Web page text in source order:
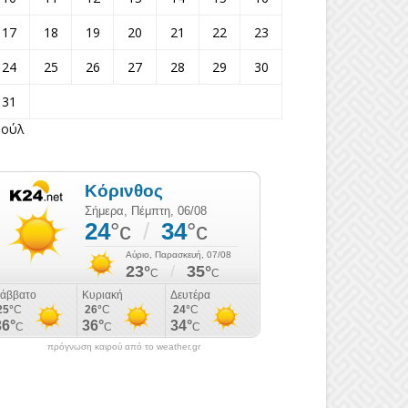
17
18 19 20 21 22
23
24
25 26 27 28 29
30
31
πρόγνωση καιρού από το weather.gr